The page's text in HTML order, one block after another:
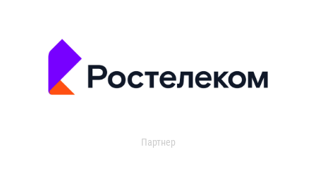
Партнер